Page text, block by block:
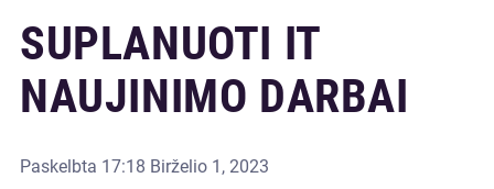
SUPLANUOTI IT
NAUJINIMO DARBAI
Paskelbta 17:18 Birželio 1, 2023